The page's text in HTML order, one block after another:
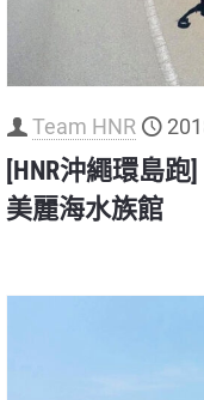
Team HNR
[HNR沖繩環島跑
美麗海水族館